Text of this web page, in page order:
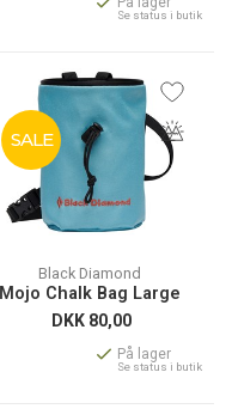
Se status i butik
SALE
Black Diamond
Mojo Chalk Bag Large
DKK 80,00
På lager
Se status i butik